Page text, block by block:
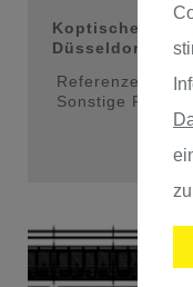
Koptische
Düsseldorf,
Referenzen
Sonstige Projekte